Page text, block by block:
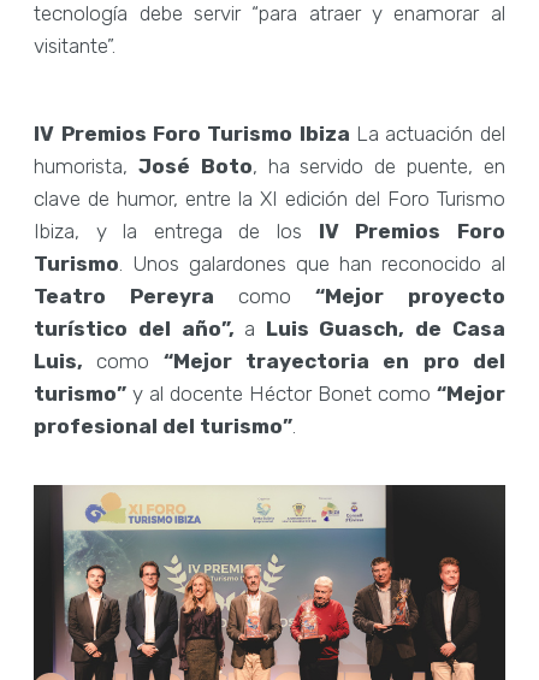
tecnología debe servir “para atraer y enamorar al
visitante”.
IV Premios Foro Turismo Ibiza La actuación del
humorista, José Boto, ha servido de puente, en
clave de humor, entre la XI edición del Foro Turismo
Ibiza, y la entrega de los IV Premios Foro
Turismo . Unos galardones que han reconocido al
Teatro Pereyra como “Mejor proyecto
turístico del año”, a Luis Guasch, de Casa
Luis, como “Mejor trayectoria en pro del
turismo” y al docente Héctor Bonet como “Mejor
profesional del turismo”